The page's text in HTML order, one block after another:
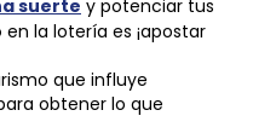
suerte y potenciar tus
en la lotería es ¡apostar
que influye
obtener lo que